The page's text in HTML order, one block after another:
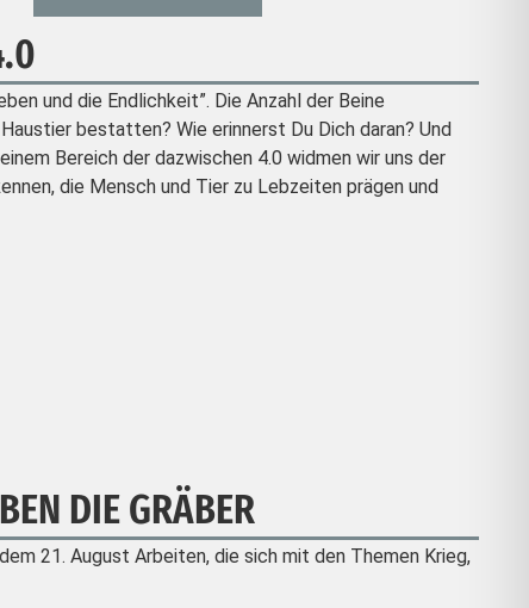
und die Endlichkeit”. Die Anzahl der Beine
bestatten? Wie erinnerst Du Dich daran? Und
Bereich der dazwischen 4.0 widmen wir uns der
die Mensch und Tier zu Lebzeiten prägen und
DIE GRÄBER
21. August Arbeiten, die sich mit den Themen Krieg,